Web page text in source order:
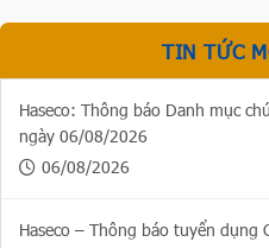
TIN TỨC
Haseco: Thông báo Danh mục
ngày 06/08/2026
06/08/2026
Haseco – Thông báo tuyển dụng